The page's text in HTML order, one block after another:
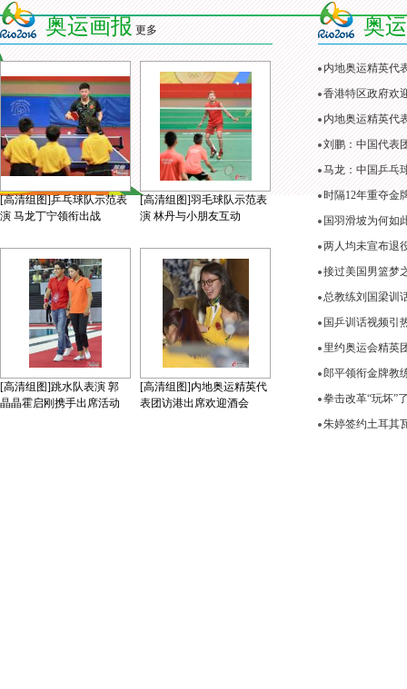
奥运画报 更多
[高清组图]乒乓球队示范表
演 马龙丁宁领衔出战
[高清组图]羽毛球队示范表
演 林丹与小朋友互动
[高清组图]跳水队表演 郭
晶晶霍启刚携手出席活动
[高清组图]内地奥运精英代
表团访港出席欢迎酒会
奥
内地奥运精英代
香港特区政府欢
内地奥运精英代
刘鹏：中国代表
马龙：中国乒乓
时隔12年重夺金
国羽滑坡为何如
两人均未宣布退
接过美国男篮梦
总教练刘国梁训
国乒训话视频引
里约奥运会精英
郎平领衔金牌教
拳击改革“玩坏”
朱婷签约土耳其